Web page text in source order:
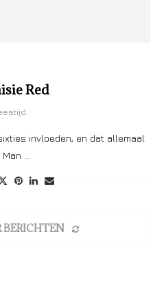
Red
invloeden, en dat allemaal
…
BERICHTEN